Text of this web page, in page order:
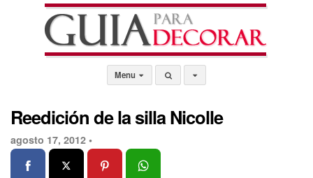
Menu
Reedición de la silla Nicolle
agosto 17, 2012 •